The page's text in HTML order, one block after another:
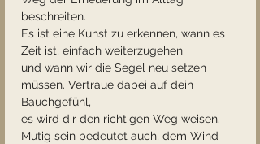
beschreiten.
Es ist eine Kunst zu erkennen, wann es
Zeit ist, einfach weiterzugehen
und wann wir die Segel neu setzen
müssen. Vertraue dabei auf dein
Bauchgefühl,
es wird dir den richtigen Weg weisen.
Mutig sein bedeutet auch, dem Wind